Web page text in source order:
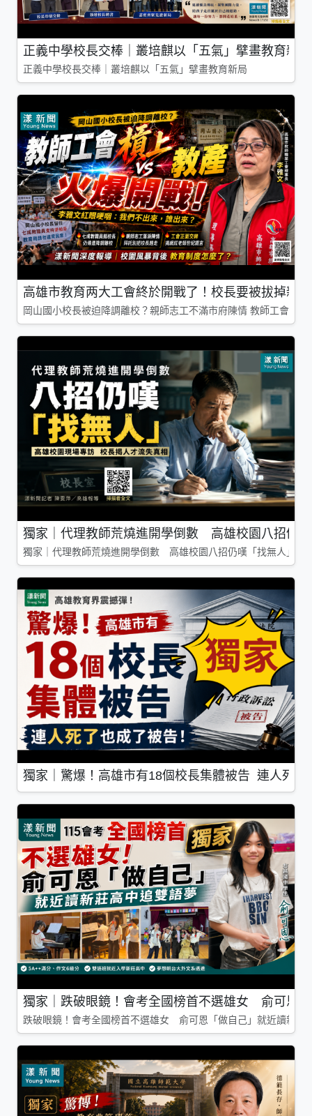
正義中學校長交棒｜叢培麒以「五氣」擘畫教育新局
正義中學校長交棒｜叢培麒以「五氣」擘畫教育新局
高雄市教育两大工會終於開戰了！校長要被拔掉親
岡山國小校長被迫降調離校？親師志工不滿市府陳情 教師工會槓
獨家｜代理教師荒燒進開學倒數 高雄校園八招仍
獨家｜代理教師荒燒進開學倒數 高雄校園八招仍嘆「找無人」
獨家｜驚爆！高雄市有18個校長集體被告 連人死了
獨家｜跌破眼鏡！會考全國榜首不選雄女 俞可恩
跌破眼鏡！會考全國榜首不選雄女 俞可恩「做自己」就近讀新莊